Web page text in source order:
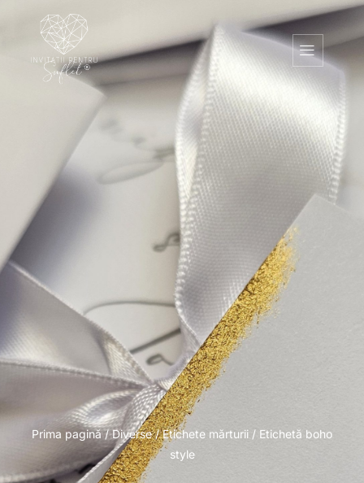
Prima pagină/Diverse/Etichete mărturii / Etichetă boho
style